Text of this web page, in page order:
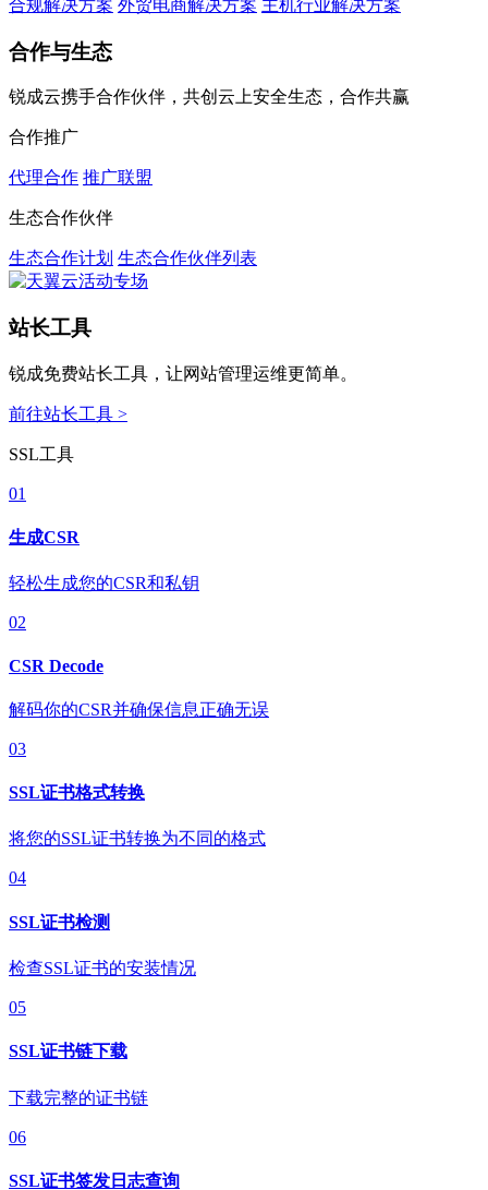
合规解决方案 外贸电商解决方案 主机行业解决方案
合作与生态
锐成云携手合作伙伴，共创云上安全生态，合作共赢
合作推广
代理合作 推广联盟
生态合作伙伴
生态合作计划 生态合作伙伴列表
站长工具
锐成免费站长工具，让网站管理运维更简单。
前往站长工具 >
SSL工具
01
生成CSR
轻松生成您的CSR和私钥
02
CSR Decode
解码你的CSR并确保信息正确无误
03
SSL证书格式转换
将您的SSL证书转换为不同的格式
04
SSL证书检测
检查SSL证书的安装情况
05
SSL证书链下载
下载完整的证书链
06
SSL证书签发日志查询